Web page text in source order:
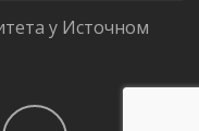
у Источном